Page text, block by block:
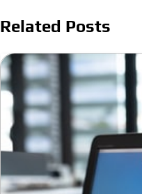
Related Posts